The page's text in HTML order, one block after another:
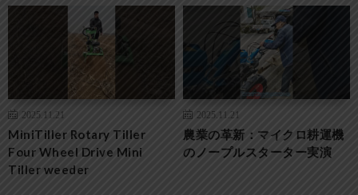
2025.11.21
MiniTiller Rotary Tiller
Four Wheel Drive Mini
Tiller weeder
2025.11.21
農業の革新：マイクロ耕運機
のノープルスターター実演